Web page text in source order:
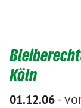
Köln
01.12.06-